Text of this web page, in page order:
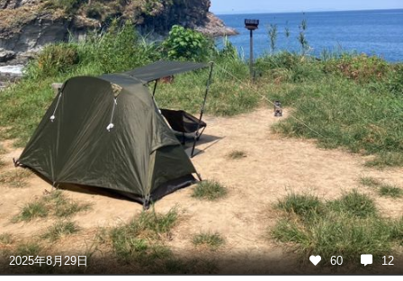
2025年8月29日 60 12